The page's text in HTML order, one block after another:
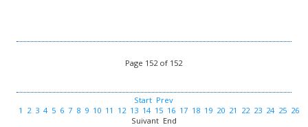
Page 152 of 152
Start Prev
1 2 3 4 5 6 7 8 9 10 11 12 13 14 15 16 17 18 19 20 21 22 23 24 25 26
Suivant End